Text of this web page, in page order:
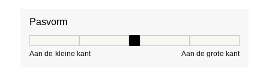
Pasvorm
Aan de kleine kant Aan de grote kant